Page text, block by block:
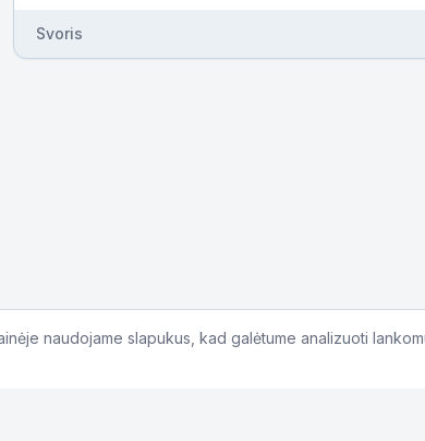
Svoris
naudojame slapukus, kad galėtume analizuoti